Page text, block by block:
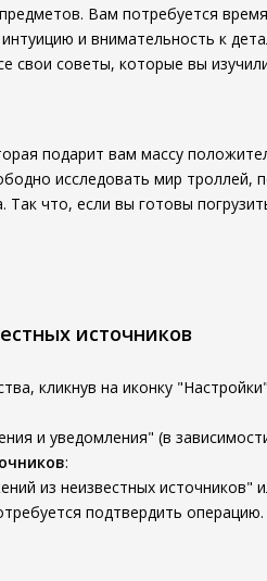
Вам потребуется
и внимательность к
свои советы, которые вы
подарит вам массу
исследовать мир троллей,
что, если вы готовы
источников
кликнув на иконку
и уведомления" (в
:
из неизвестных источников"
подтвердить операцию.